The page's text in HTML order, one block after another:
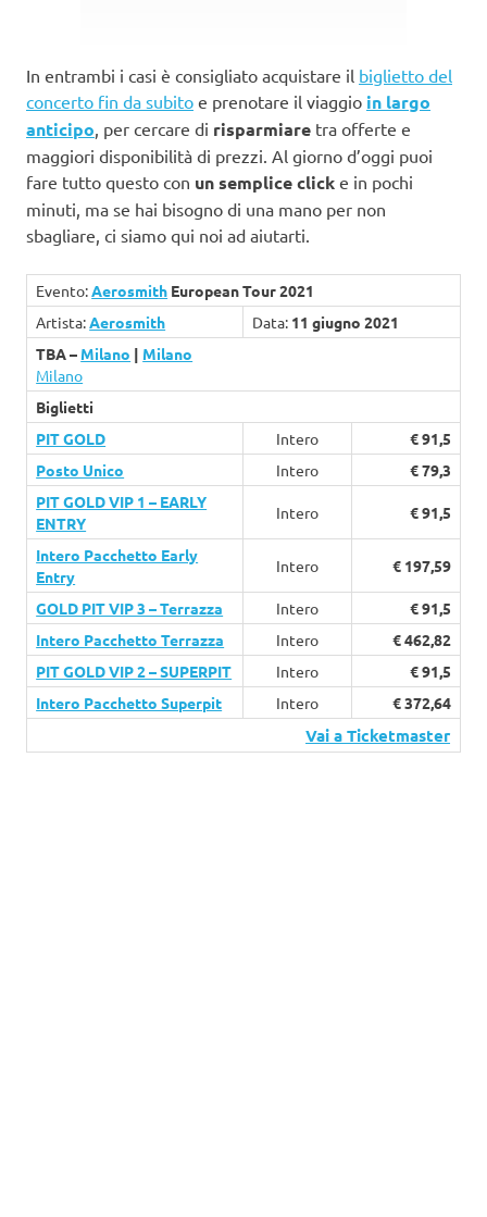
In entrambi i casi è consigliato acquistare il biglietto del
concerto fin da subito e prenotare il viaggio in largo
anticipo , per cercare di risparmiare tra offerte e
maggiori disponibilità di prezzi. Al giorno d’oggi puoi
fare tutto questo con un semplice click e in pochi
minuti, ma se hai bisogno di una mano per non
sbagliare, ci siamo qui noi ad aiutarti.
Evento:Aerosmith European Tour 2021
Artista:Aerosmith Data: 11 giugno 2021
TBA – Milano | Milano
Milano
Biglietti
PIT GOLD
Intero
€ 91,5
Posto Unico
Intero
€ 79,3
PIT GOLD VIP 1 – EARLY
ENTRY
Intero € 91,5
Intero Pacchetto Early
Entry
Intero € 197,59
GOLD PIT VIP 3 – Terrazza Intero
€ 91,5
Intero Pacchetto Terrazza
Intero
€ 462,82
PIT GOLD VIP 2 – SUPERPIT
Intero
€ 91,5
Intero Pacchetto Superpit
Intero € 372,64
Vai a Ticketmaster